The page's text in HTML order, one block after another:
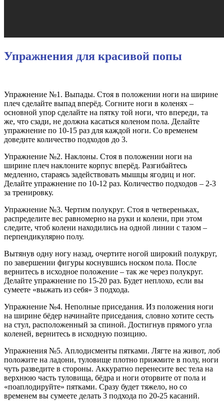
Упражнения для красивой попы
Упражнение №1. Выпады. Стоя в положении ноги на ширине
плеч сделайте выпад вперёд. Согните ноги в коленях –
основной упор сделайте на пятку той ноги, что впереди, та
же, что сзади, не должна касаться коленом пола. Делайте
упражнение по 10-15 раз для каждой ноги. Со временем
доведите количество подходов до 3.
Упражнение №2. Наклоны. Стоя в положении ноги на
ширине плеч наклоните корпус вперёд. Разгибайтесь
медленно, стараясь задействовать мышцы ягодиц и ног.
Делайте упражнение по 10-12 раз. Количество подходов – 2-3
за тренировку.
Упражнение №3. Чертим полукруг. Стоя в четвереньках,
распределите вес равномерно на руки и колени, при этом
следите, чтоб колени находились на одной линии с тазом –
перпендикулярно полу.
Вытянув одну ногу назад, очертите ногой широкий полукруг,
по завершении фигуры коснувшись носком пола. После
вернитесь в исходное положение – так же через полукруг.
Делайте упражнение по 15-20 раз. Будет неплохо, если вы
сумеете «выжать из себя» 3 подхода.
Упражнение №4. Неполные приседания. Из положения ноги
на ширине бёдер начинайте приседания, словно хотите сесть
на стул, расположенный за спиной. Достигнув прямого угла
коленей, вернитесь в исходную позицию.
Упражнения №5. Аплодисменты пятками. Лягте на живот, лоб
положите на ладони, туловище плотно прижмите в полу, ноги
чуть разведите в стороны. Аккуратно перенесите вес тела на
верхнюю часть туловища, бёдра и ноги оторвите от пола и
«поаплодируйте» пятками. Сразу будет тяжело, но со
временем вы сумеете делать 3 подхода по 20-25 касаний.